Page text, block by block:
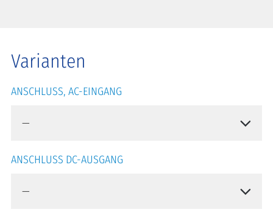
Varianten
ANSCHLUSS, AC-EINGANG
ANSCHLUSS DC-AUSGANG